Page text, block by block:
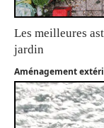
Les meilleures
jardin
Aménagement